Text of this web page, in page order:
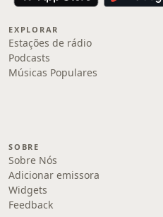
EXPLORAR
Estações de rádio
Podcasts
Músicas Populares
SOBRE
Sobre Nós
Adicionar emissora
Widgets
Feedback